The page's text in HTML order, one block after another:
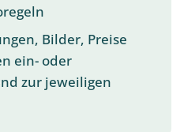
Bilder, Preise
ein- oder
zur jeweiligen